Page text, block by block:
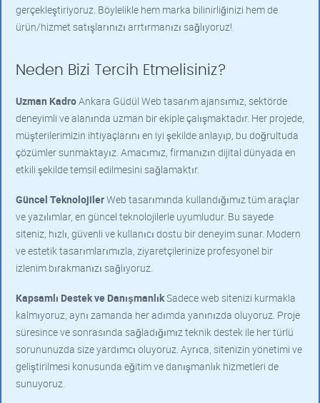
gerçekleştiriyoruz. Böylelikle hem marka bilinirliğinizi hem de
ürün/hizmet satışlarınızı arrtırmanızı sağlıyoruz!
Neden Bizi Tercih Etmelisiniz?
Uzman KadroAnkara Güdül Web tasarım ajansımız, sektörde
deneyimli ve alanında uzman bir ekiple çalışmaktadır. Her projede,
müşterilerimizin ihtiyaçlarını en iyi şekilde anlayıp, bu doğrultuda
çözümler sunmaktayız. Amacımız, firmanızın dijital dünyada en
etkili şekilde temsil edilmesini sağlamaktır.
Güncel TeknolojilerWeb tasarımında kullandığımız tüm araçlar
ve yazılımlar, en güncel teknolojilerle uyumludur. Bu sayede
siteniz, hızlı, güvenli ve kullanıcı dostu bir deneyim sunar. Modern
ve estetik tasarımlarımızla, ziyaretçilerinize profesyonel bir
izlenim bırakmanızı sağlıyoruz.
Kapsamlı Destek ve DanışmanlıkSadece web sitenizi kurmakla
kalmıyoruz, aynı zamanda her adımda yanınızda oluyoruz. Proje
süresince ve sonrasında sağladığımız teknik destek ile her türlü
sorununuzda size yardımcı oluyoruz. Ayrıca, sitenizin yönetimi ve
geliştirilmesi konusunda eğitim ve danışmanlık hizmetleri de
sunuyoruz.